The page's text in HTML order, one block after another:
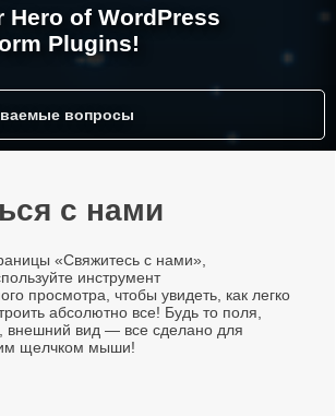
Hero of WordPress
Plugins!
нами вопросы
с нами
«Свяжитесь с нами»,
инструмент
просмотра, чтобы увидеть, как легко
абсолютно все! Будь то поля,
внешний вид — все сделано для
щелчком мыши!